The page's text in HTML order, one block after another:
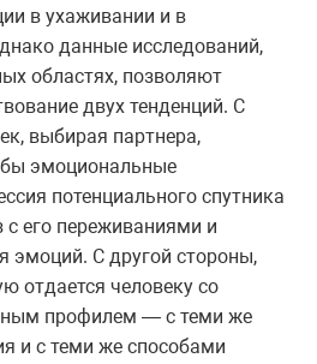
в ухаживании и в
данные исследований,
областях, позволяют
двух тенденций. С
выбирая партнера,
эмоциональные
потенциального спутника
его переживаниями и
эмоций. С другой стороны,
отдается человеку со
профилем — с теми же
и с теми же способами